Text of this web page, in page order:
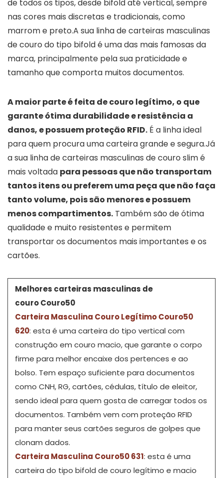
de todos os tipos, desde bifold até vertical, sempre
nas cores mais discretas e tradicionais, como
marrom e preto.A sua linha de carteiras masculinas
de couro do tipo bifold é uma das mais famosas da
marca, principalmente pela sua praticidade e
tamanho que comporta muitos documentos.
A maior parte é feita de couro legítimo, o que
garante ótima durabilidade e resistência a
danos, e possuem proteção RFID. É a linha ideal
para quem procura uma carteira grande e segura.Já
a sua linha de carteiras masculinas de couro slim é
mais voltada para pessoas que não transportam
tantos itens ou preferem uma peça que não faça
tanto volume, pois são menores e possuem
menos compartimentos. Também são de ótima
qualidade e muito resistentes e permitem
transportar os documentos mais importantes e os
cartões.
Melhores carteiras masculinas de
couro Couro50
Carteira Masculina Couro Legítimo Couro50
620: esta é uma carteira do tipo vertical com
construção em couro macio, que garante o corpo
firme para melhor encaixe dos pertences e ao
bolso. Tem espaço suficiente para documentos
como CNH, RG, cartões, cédulas, título de eleitor,
sendo ideal para quem gosta de carregar todos os
documentos. Também vem com proteção RFID
para manter seus cartões seguros de golpes que
clonam dados.
Carteira Masculina Couro50 631: esta é uma
carteira do tipo bifold de couro legítimo e macio